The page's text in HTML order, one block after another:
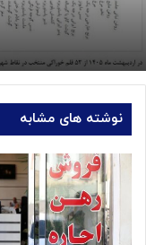
نوشته های مشابه